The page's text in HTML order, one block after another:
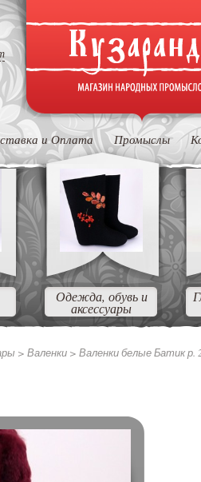
и Оплата Промыслы
Одежда, обувь и
аксессуары
> Валенки > Валенки белые Батик